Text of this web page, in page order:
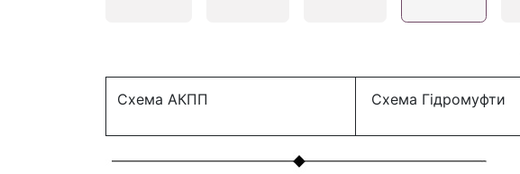
Схема АКПП Схема Гідромуфти